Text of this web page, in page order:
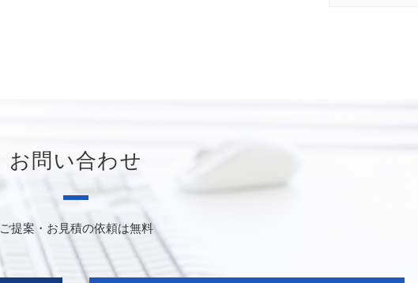
お問い合わせ
ご提案・お見積の依頼は無料